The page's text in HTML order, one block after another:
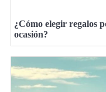
¿Cómo elegir regalos
ocasión?